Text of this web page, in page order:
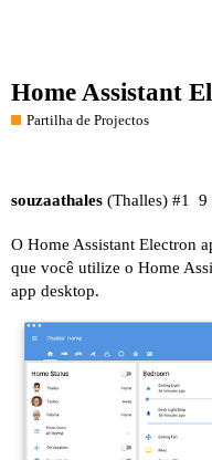
Home Assistant
Partilha de Projectos
souzaathales (Thalles) 9
#1
O Home Assistant Electron
que você utilize o Home
app desktop.